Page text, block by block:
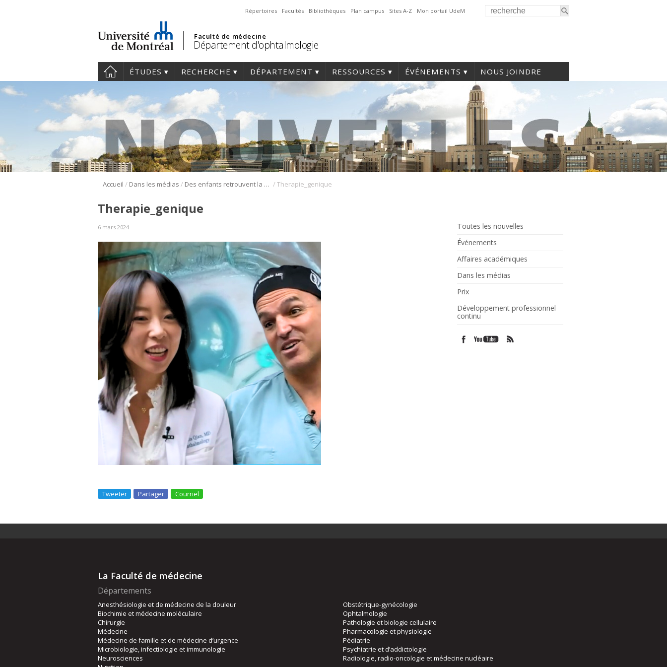
Répertoires Facultés Bibliothèques Plan campus Sites A-Z Mon portail UdeM
Faculté de médecine
Département d'ophtalmologie
ÉTUDES RECHERCHE DÉPARTEMENT RESSOURCES ÉVÉNEMENTS NOUS JOINDRE
Accueil / Dans les médias / Des enfants retrouvent la vue grâce à une thérapie génique /Therapie_genique
Toutes les nouvelles
Événements
Affaires académiques
Dans les médias
Prix
Développement professionnel
continu
Therapie_genique
6 mars 2024
Tweeter Partager Courriel
La Faculté de médecine
Départements
Anesthésiologie et de médecine de la douleur
Biochimie et médecine moléculaire
Chirurgie
Médecine
Médecine de famille et de médecine d’urgence
Microbiologie, infectiologie et immunologie
Neurosciences
Obstétrique-gynécologie
Ophtalmologie
Pathologie et biologie cellulaire
Pharmacologie et physiologie
Pédiatrie
Psychiatrie et d’addictologie
Radiologie, radio-oncologie et médecine nucléaire